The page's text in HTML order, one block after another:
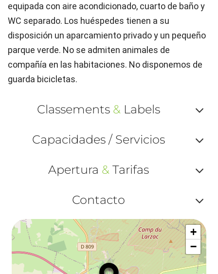
equipada con aire acondicionado, cuarto de baño y
WC separado. Los huéspedes tienen a su
disposición un aparcamiento privado y un pequeño
parque verde. No se admiten animales de
compañía en las habitaciones. No disponemos de
guarda bicicletas.
Classements &Labels
ou
Capacidades / Servicios
ou
Apertura &Tarifas
ou
Contacto
ou
+
−